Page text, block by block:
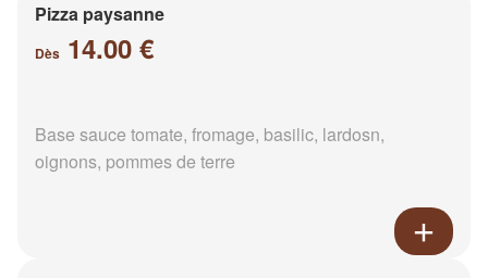
Pizza paysanne
Dès 14.00 €
Base sauce tomate, fromage, basilic, lardosn,
oignons, pommes de terre